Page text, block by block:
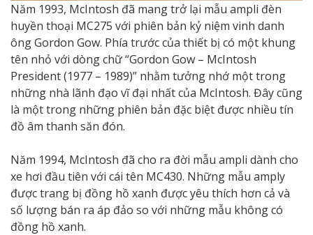
Năm 1993, McIntosh đã mang trở lại mẫu ampli đèn
huyền thoại MC275 với phiên bản kỷ niệm vinh danh
ông Gordon Gow. Phía trước của thiết bị có một khung
tên nhỏ với dòng chữ “Gordon Gow – McIntosh
President (1977 – 1989)” nhằm tưởng nhớ một trong
những nhà lãnh đạo vĩ đại nhất của McIntosh. Đây cũng
là một trong những phiên bản đặc biệt được nhiều tín
đồ âm thanh săn đón.
Năm 1994, McIntosh đã cho ra đời mẫu ampli dành cho
xe hơi đầu tiên với cái tên MC430. Những mẫu amply
được trang bị đồng hồ xanh được yêu thích hơn cả và
số lượng bán ra áp đảo so với những mẫu không có
đồng hồ xanh.